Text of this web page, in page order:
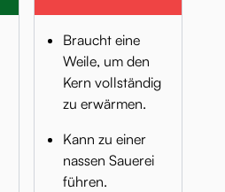
Braucht eine
Weile, um den
Kern vollständig
zu erwärmen.
Kann zu einer
nassen Sauerei
führen.